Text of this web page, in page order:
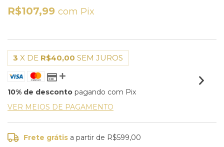
R$107,99 com Pix
3 X DE R$40,00 SEM JUROS
10% de desconto pagando com Pix
VER MEIOS DE PAGAMENTO
Frete grátis a partir de R$599,00